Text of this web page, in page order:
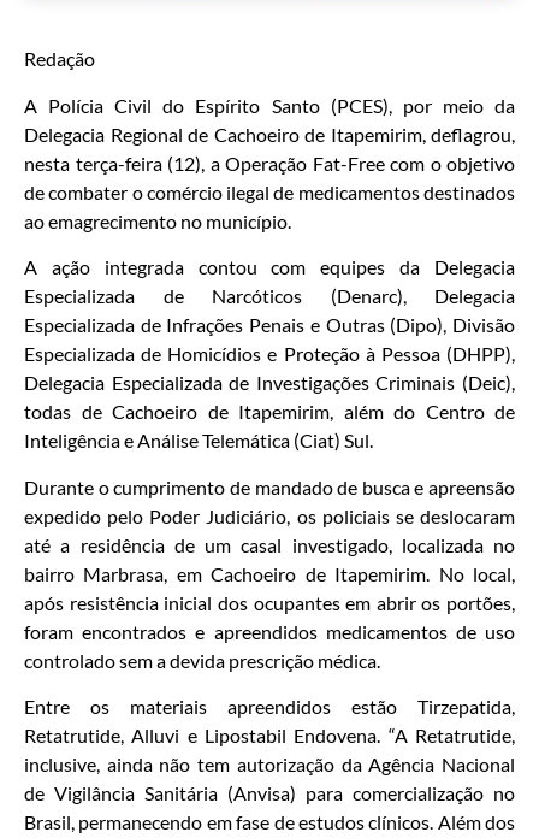
Redação
A Polícia Civil do Espírito Santo (PCES), por meio da
Delegacia Regional de Cachoeiro de Itapemirim, deflagrou,
nesta terça-feira (12), a Operação Fat-Free com o objetivo
de combater o comércio ilegal de medicamentos destinados
ao emagrecimento no município.
A ação integrada contou com equipes da Delegacia
Especializada de Narcóticos (Denarc), Delegacia
Especializada de Infrações Penais e Outras (Dipo), Divisão
Especializada de Homicídios e Proteção à Pessoa (DHPP),
Delegacia Especializada de Investigações Criminais (Deic),
todas de Cachoeiro de Itapemirim, além do Centro de
Inteligência e Análise Telemática (Ciat) Sul.
Durante o cumprimento de mandado de busca e apreensão
expedido pelo Poder Judiciário, os policiais se deslocaram
até a residência de um casal investigado, localizada no
bairro Marbrasa, em Cachoeiro de Itapemirim. No local,
após resistência inicial dos ocupantes em abrir os portões,
foram encontrados e apreendidos medicamentos de uso
controlado sem a devida prescrição médica.
Entre os materiais apreendidos estão Tirzepatida,
Retatrutide, Alluvi e Lipostabil Endovena. “A Retatrutide,
inclusive, ainda não tem autorização da Agência Nacional
de Vigilância Sanitária (Anvisa) para comercialização no
Brasil, permanecendo em fase de estudos clínicos. Além dos